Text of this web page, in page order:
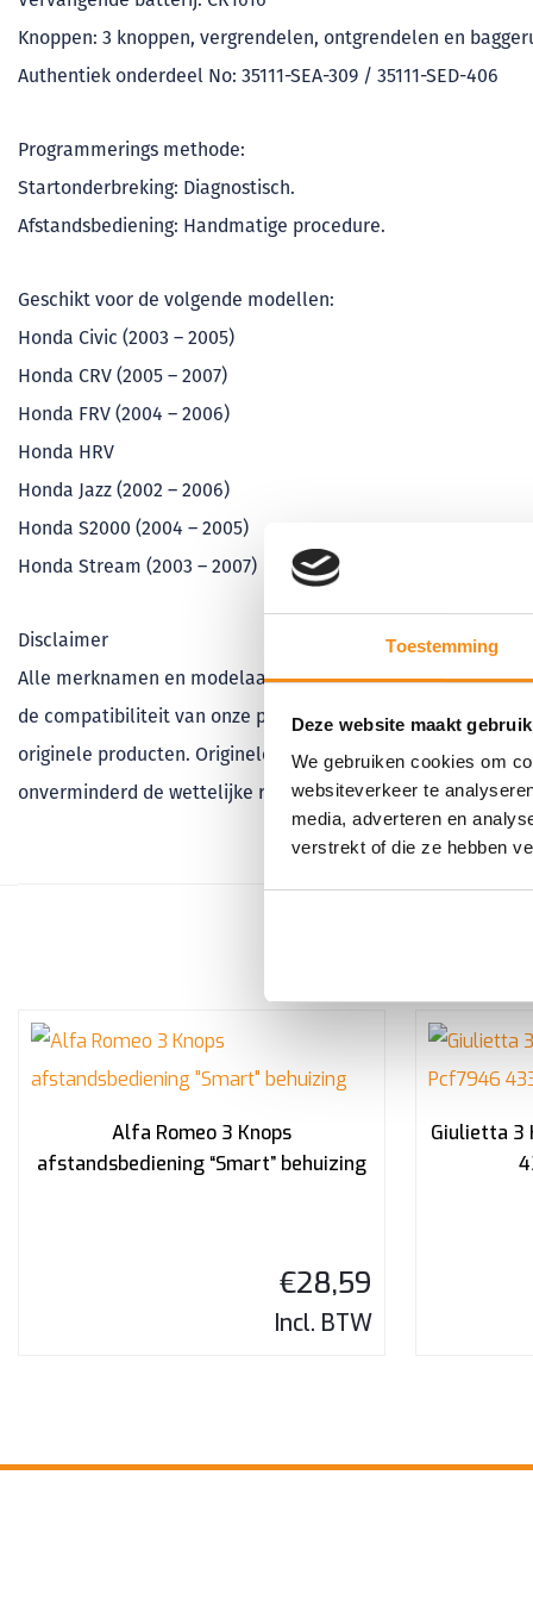
Toestemming
Deze website maakt
We gebruiken cookies om
websiteverkeer te
media, adverteren en
verstrekt of die ze hebben
Knoppen: 3 knoppen, vergrendelen, ontgrendelen en
Authentiek onderdeel No: 35111-SEA-309 / 35111-SED-406
Programmerings methode:
Startonderbreking: Diagnostisch.
Afstandsbediening: Handmatige procedure.
Geschikt voor de volgende modellen:
Honda Civic (2003 – 2005)
Honda CRV (2005 – 2007)
Honda FRV (2004 – 2006)
Honda HRV
Honda Jazz (2002 – 2006)
Honda S2000 (2004 – 2005)
Honda Stream (2003 – 2007)
Disclaimer
Alle merknamen en modelaanduidingen die in dit artikel
de compatibiliteit van onze producten aan te geven.
originele producten. Originele producten kunnen
onverminderd de wettelijke rechten van de consument.
Alfa Romeo 3 Knops
afstandsbediening “Smart” behuizing
€28,59
Incl. BTW
Giulietta 3